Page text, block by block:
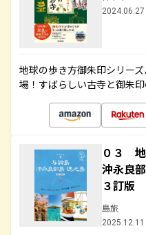
2024.06.27
地球の歩き方御朱印シリー
場！すばらしい古寺と御朱
０３
沖永良
３訂版
島旅
2025.12.11